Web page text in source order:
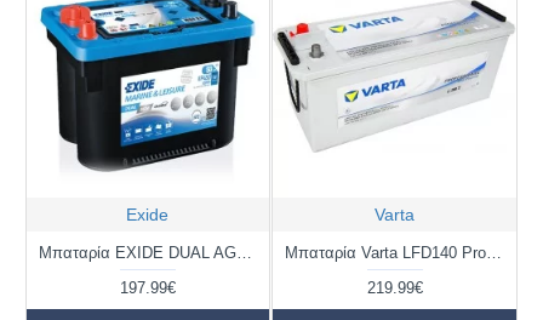
Exide
Μπαταρία EXIDE DUAL AGM EP450 | 50AH / Volt:12 / EN:750 / Πολικότητα: Αριστερά το +
197.99€
Varta
Μπαταρία Varta LFD140 Profesional Marine | 930 140 080 | 140AH / Volt:12 / EN: 800 / Πολικότητα: Αριστερά το + (Κέντρο)
219.99€